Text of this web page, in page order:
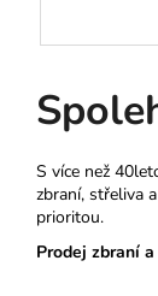
S více než
zbraní, střeliva
prioritou.
Prodej zbraní